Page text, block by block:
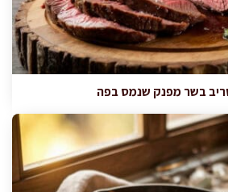
בשר מפנק שנמס בפה